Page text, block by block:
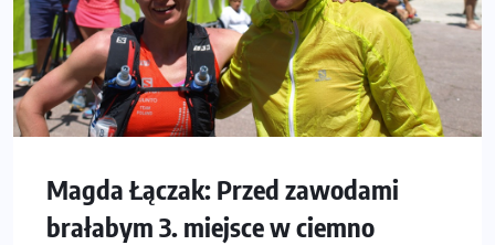
Magda Łączak: Przed zawodami
brałabym 3. miejsce w ciemno